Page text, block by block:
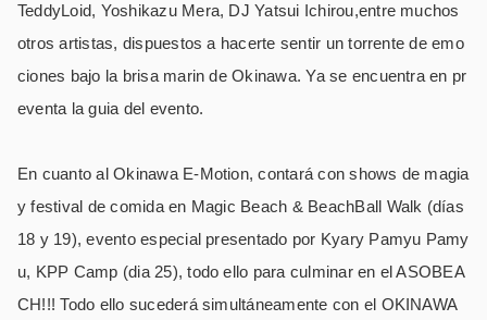
TeddyLoid, Yoshikazu Mera, DJ Yatsui Ichirou,entre muchos
otros artistas, dispuestos a hacerte sentir un torrente de emo
ciones bajo la brisa marin de Okinawa. Ya se encuentra en pr
eventa la guia del evento.
En cuanto al Okinawa E-Motion, contará con shows de magia
y festival de comida en Magic Beach & BeachBall Walk (días
18 y 19), evento especial presentado por Kyary Pamyu Pamy
u, KPP Camp (dia 25), todo ello para culminar en el ASOBEA
CH!!! Todo ello sucederá simultáneamente con el OKINAWA